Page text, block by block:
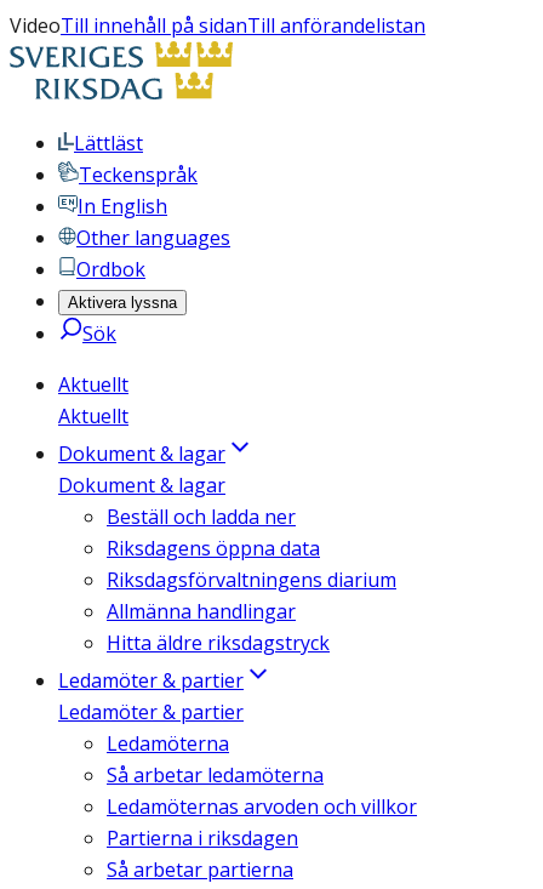
VideoTill innehåll på sidanTill anförandelistan
Lättläst
Teckenspråk
In English
Other languages
Ordbok
Aktivera lyssna
Sök
Aktuellt
Aktuellt
Dokument & lagar
Dokument & lagar
Beställ och ladda ner
Riksdagens öppna data
Riksdagsförvaltningens diarium
Allmänna handlingar
Hitta äldre riksdagstryck
Ledamöter & partier
Ledamöter & partier
Ledamöterna
Så arbetar ledamöterna
Ledamöternas arvoden och villkor
Partierna i riksdagen
Så arbetar partierna